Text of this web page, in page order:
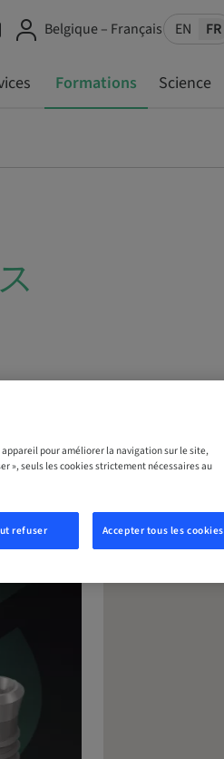
Belgique – Français EN FR
Formations Science
appareil pour améliorer la navigation sur le site,
», seuls les cookies strictement nécessaires au
refuser Accepter tous les cookies